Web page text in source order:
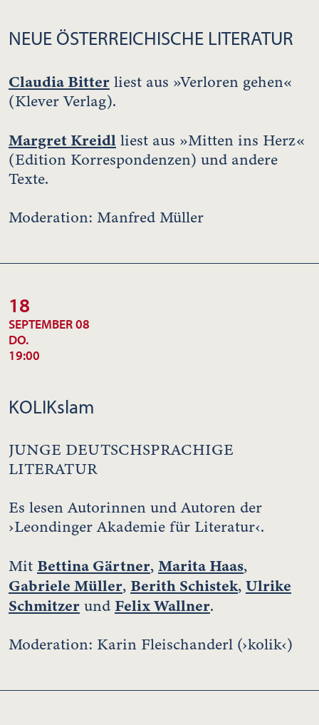
NEUE ÖSTERREICHISCHE LITERATUR
Claudia Bitter liest aus »Verloren gehen«
(Klever Verlag).
Margret Kreidl liest aus »Mitten ins Herz«
(Edition Korrespondenzen) und andere
Texte.
Moderation: Manfred Müller
18
SEPTEMBER 08
DO.
19:00
KOLIKslam
JUNGE DEUTSCHSPRACHIGE
LITERATUR
Es lesen Autorinnen und Autoren der
›Leondinger Akademie für Literatur‹.
Mit Bettina Gärtner, Marita Haas,
Gabriele Müller, Berith Schistek, Ulrike
Schmitzer und Felix Wallner.
Moderation: Karin Fleischanderl (›kolik‹)